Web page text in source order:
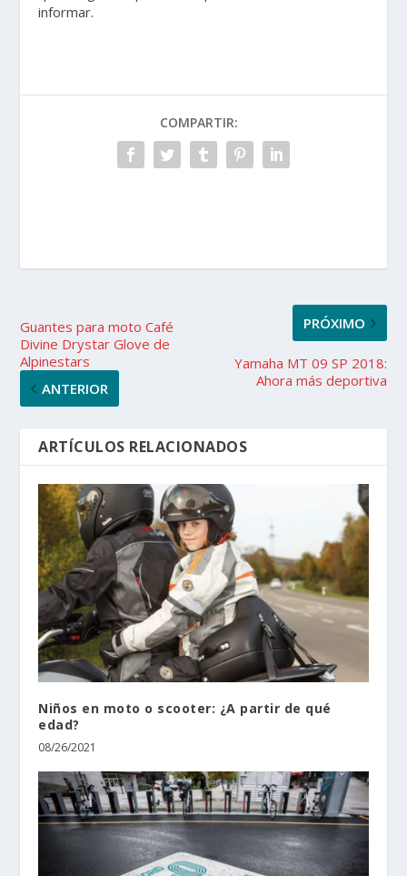
informar.
COMPARTIR:
Guantes para moto Café
Divine Drystar Glove de
Alpinestars
ANTERIOR
PRÓXIMO
Yamaha MT 09 SP 2018:
Ahora más deportiva
ARTÍCULOS RELACIONADOS
Niños en moto o scooter: ¿A partir de qué
edad?
08/26/2021